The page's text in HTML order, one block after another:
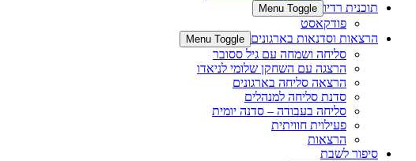
תוכנית רדיו Menu Toggle
פודקאסט
הרצאות וסדנאות בארגונים Menu Toggle
סליחה ושמחה עם גיל ססובר
הרצגה עם השחקן שלומי לניאדו
הרצאה סליחה בארגונים
סדנת סליחה למנהלים
סליחה בעבודה – סדנה יומית
פעילוית חוויתית
הרצאות
סיפור לשבת